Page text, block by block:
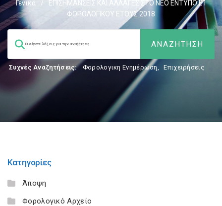
Γενικά
/
ΕΠΙΣΗΜΑΝΣΕΙΣ ΚΑΙ ΑΛΛΑΓΕΣ ΣΤΟ ΝΕΟ ΕΝΤΥΠΟ Ε1
ΦΟΡΟΛΟΓΙΚΟΥ ΕΤΟΥΣ 2018
Συχνές Αναζητήσεις: Φορολογικη Ενημέρωση, Επιχειρήσεις
Κατηγορίες
Άποψη
Φορολογικό Αρχείο